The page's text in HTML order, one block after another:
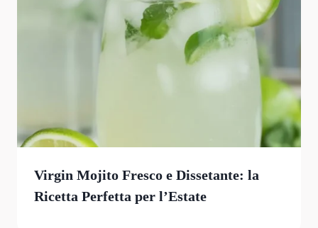
Virgin Mojito Fresco e Dissetante: la
Ricetta Perfetta per l’Estate